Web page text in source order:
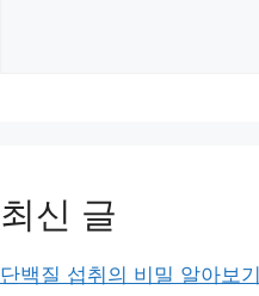
최신 글
단백질 섭취의 비밀 알아보기